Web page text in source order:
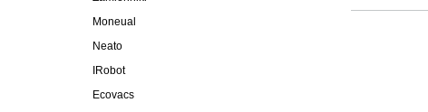
Moneual
Neato
IRobot
Ecovacs